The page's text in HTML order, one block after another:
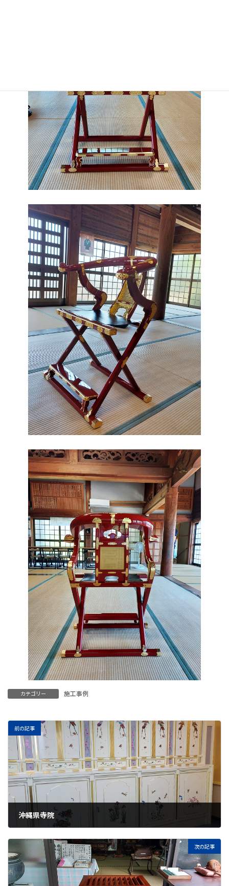
カテゴリー 施工事例
前の記事
沖縄県寺院
次の記事